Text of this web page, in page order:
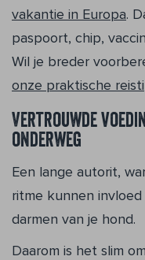
vakantie in Europa.
paspoort, chip,
Wil je breder
onze praktische
Vertrouwde
onderweg
Een lange autorit,
ritme kunnen
darmen van je hond.
Daarom is het slim